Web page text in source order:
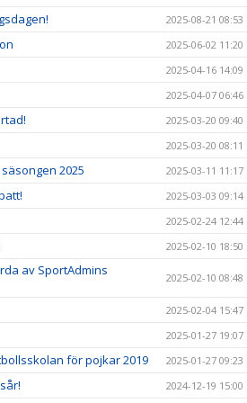
2025-08-21 08:53
2025-06-02 11:20
2025-04-16 14:09
2025-04-07 06:46
2025-03-20 09:40
2025-03-20 08:11
2025 2025-03-11 11:17
2025-03-03 09:14
2025-02-24 12:44
2025-02-10 18:50
av SportAdmins
2025-02-10 08:48
2025-02-04 15:47
2025-01-27 19:07
för pojkar 2019 2025-01-27 09:23
2024-12-19 15:00